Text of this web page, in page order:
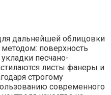
дальнейшей облицовки
поверхность
песчано-
листы фанеры и
строгому
современного